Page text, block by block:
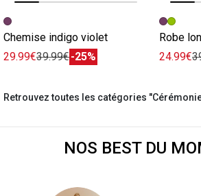
Image précédente
Image suivante
Chemise indigo violet
29.99€39.99€-25%
Image
Image
24.99€
Retrouvez toutes les catégories
NOS BEST DU